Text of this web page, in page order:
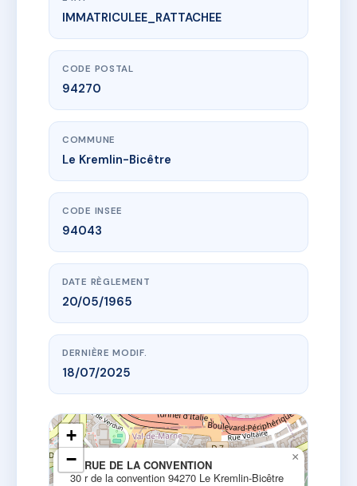
www.vme.plus/AC6486260
30 RUE DE LA CONVENTION
30 r de la convention
IMMATRICULEE_RATTACHEE
CODE POSTAL
94270
COMMUNE
Le Kremlin-Bicêtre
CODE INSEE
94043
DATE RÈGLEMENT
20/05/1965
DERNIÈRE MODIF.
18/07/2025
30 RUE DE LA CONVENTION
30 r de la convention 94270 Le Kremlin-Bicêtre
×
+
−